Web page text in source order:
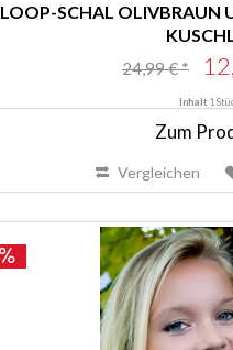
LOOP-SCHAL OLIVBRAUN
24,99 € *
Inhalt 1
Zum
Vergleichen